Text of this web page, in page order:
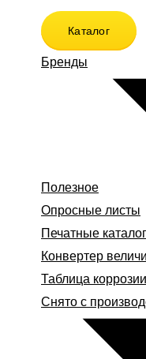
Каталог
Бренды
Полезное
Опросные листы
Печатные
Конвертер
Таблица
Снято с